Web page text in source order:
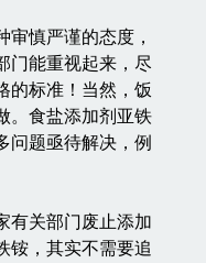
慎严谨的态度，
门能重视起来，尽
的标准！当然，饭
。食盐添加剂亚铁
问题亟待解决，例
关部门废止添加
铵，其实不需要追